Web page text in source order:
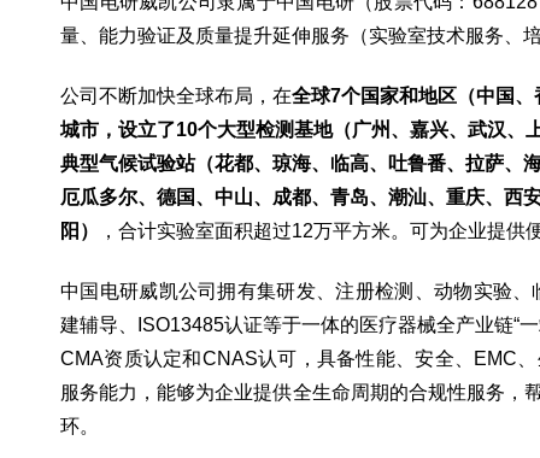
量、能力验证及质量提升延伸服务（实验室技术服务、
公司不断加快全球布局，在全球7个国家和地区（中国
城市，设立了10个大型检测基地（广州、嘉兴、武汉、
典型气候试验站（花都、琼海、临高、吐鲁番、拉萨、
厄瓜多尔、德国、中山、成都、青岛、潮汕、重庆、西
阳）
，合计实验室面积超过12万平方米。可为企业提供
中国电研威凯公司拥有集研发、注册检测、动物实验
建辅导、ISO13485认证等于一体的医疗器械全产业链“
CMA资质认定和CNAS认可，具备性能、安全、EMC
服务能力，能够为企业提供全生命周期的合规性服务，
环。